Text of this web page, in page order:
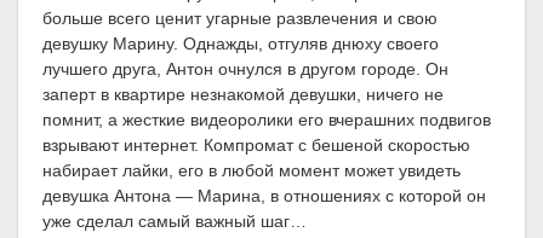
больше всего ценит угарные развлечения и свою
девушку Марину. Однажды, отгуляв днюху своего
лучшего друга, Антон очнулся в другом городе. Он
заперт в квартире незнакомой девушки, ничего не
помнит, а жесткие видеоролики его вчерашних подвигов
взрывают интернет. Компромат с бешеной скоростью
набирает лайки, его в любой момент может увидеть
девушка Антона — Марина, в отношениях с которой он
уже сделал самый важный шаг…